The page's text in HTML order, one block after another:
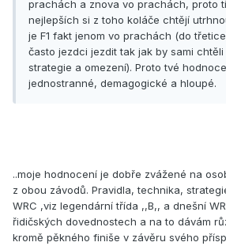
prachách a znova vo prachách, proto
nejlepších si z toho koláče chtějí
je F1 fakt jenom vo prachách (do
často jezdci jezdit tak jak by sami
strategie a omezení). Proto tvé
jednostranné, demagogické a hloupé.
..moje hodnocení je dobře zvážené na
z obou závodů. Pravidla, technika,
WRC ,viz legendární třída ,,B,, a dnešní
řidičských dovednostech a na to dávám
kromě pěkného finiše v závěru svého